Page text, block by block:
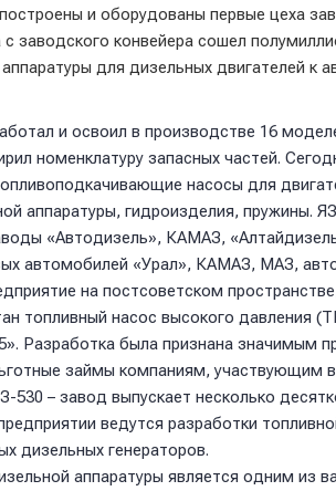
и оборудованы первые цеха
заводского конвейера сошел
для дизельных двигателей
и освоил в производстве 16
номенклатуру запасных частей.
насосы для
аппаратуры, гидроизделия, пружины.
«Автодизель», КАМАЗ,
автомобилей «Урал», КАМАЗ, МАЗ,
на постсоветском
топливный насос высокого
Разработка была признана
займы компаниям, участвующим
– завод выпускает несколько
ведутся разработки
дизельных генераторов.
аппаратуры является одним из